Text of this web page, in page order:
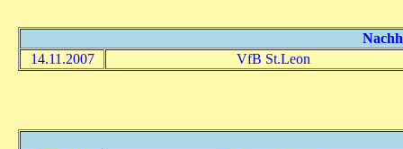
14.11.2007
VfB St.Leon